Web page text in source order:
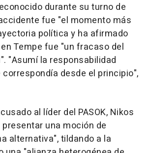
durante su turno de
fue "el momento más
política y ha afirmado
Tempe fue "un fracaso del
"Asumí la responsabilidad
desde el principio",
al líder del PASOK, Nikos
una moción de
alternativa", tildando a la